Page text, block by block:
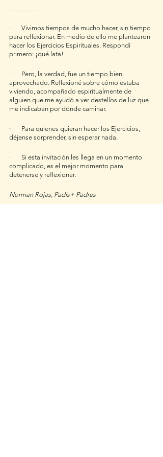
·       Vivimos tiempos de mucho hacer, sin tiempo
para reflexionar. En medio de ello me plantearon
hacer los Ejercicios Espirituales. Respondí
primero: ¡qué lata!
·       Pero, la verdad, fue un tiempo­­ bien
aprovechado. Reflexioné sobre cómo estaba
viviendo, acompañado espiritualmente de
alguien que me ayudó a ver destellos de luz que
me indicaban por dónde caminar.
·       Para quienes quieran hacer los Ejercicios,
déjense sorprender, sin esperar nada.
·       Si esta invitación les llega en un momento
complicado, es el mejor momento para
detenerse y reflexionar.
Norman Rojas, Padis+ Padres